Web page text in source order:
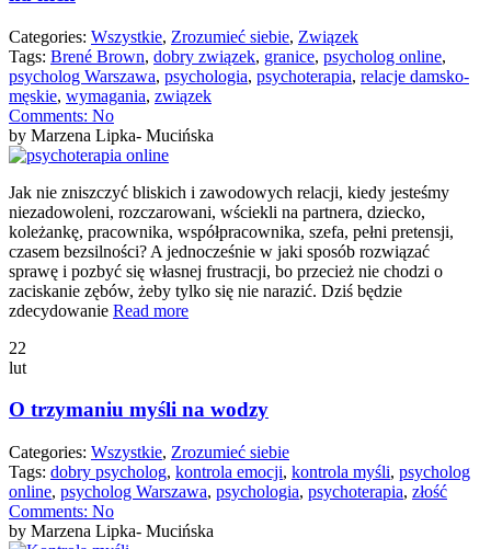
Categories: Wszystkie, Zrozumieć siebie, Związek
Tags: Brené Brown, dobry związek, granice, psycholog online,
psycholog Warszawa, psychologia, psychoterapia, relacje damsko-
męskie, wymagania, związek
Comments: No
by Marzena Lipka- Mucińska
Jak nie zniszczyć bliskich i zawodowych relacji, kiedy jesteśmy
niezadowoleni, rozczarowani, wściekli na partnera, dziecko,
koleżankę, pracownika, współpracownika, szefa, pełni pretensji,
czasem bezsilności? A jednocześnie w jaki sposób rozwiązać
sprawę i pozbyć się własnej frustracji, bo przecież nie chodzi o
zaciskanie zębów, żeby tylko się nie narazić. Dziś będzie
zdecydowanie Read more
22
lut
O trzymaniu myśli na wodzy
Categories: Wszystkie, Zrozumieć siebie
Tags: dobry psycholog, kontrola emocji, kontrola myśli, psycholog
online, psycholog Warszawa, psychologia, psychoterapia, złość
Comments: No
by Marzena Lipka- Mucińska